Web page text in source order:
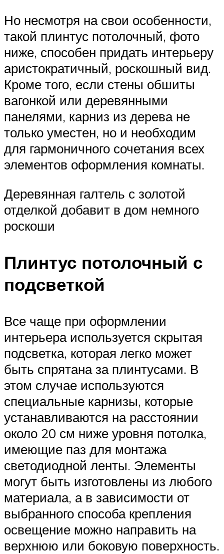
Но несмотря на свои особенности,
такой плинтус потолочный, фото
ниже, способен придать интерьеру
аристократичный, роскошный вид.
Кроме того, если стены обшиты
вагонкой или деревянными
панелями, карниз из дерева не
только уместен, но и необходим
для гармоничного сочетания всех
элементов оформления комнаты.
Деревянная галтель с золотой
отделкой добавит в дом немного
роскоши
Плинтус потолочный с
подсветкой
Все чаще при оформлении
интерьера используется скрытая
подсветка, которая легко может
быть спрятана за плинтусами. В
этом случае используются
специальные карнизы, которые
устанавливаются на расстоянии
около 20 см ниже уровня потолка,
имеющие паз для монтажа
светодиодной ленты. Элементы
могут быть изготовлены из любого
материала, а в зависимости от
выбранного способа крепления
освещение можно направить на
верхнюю или боковую поверхность.